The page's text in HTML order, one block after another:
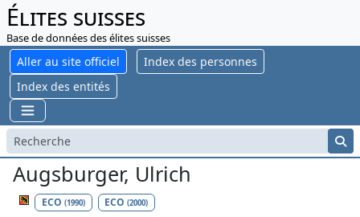
Élites suisses
Base de données des élites suisses
Aller au site officiel
Index des personnes
Index des entités
Augsburger, Ulrich
ECO (1990) ECO(2000)